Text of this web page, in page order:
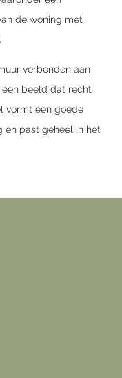
de woning met
verbonden aan
beeld dat recht
vormt een goede
en past geheel in het